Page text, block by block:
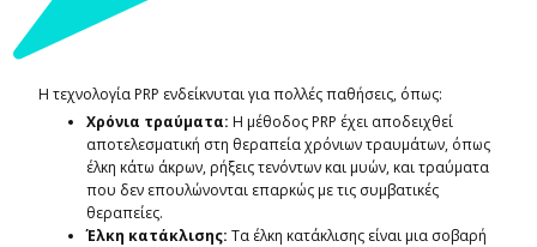
Η τεχνολογία PRP ενδείκνυται για πολλές παθήσεις, όπως:
Χρόνια τραύματα: Η μέθοδος PRP έχει αποδειχθεί
αποτελεσματική στη θεραπεία χρόνιων τραυμάτων, όπως
έλκη κάτω άκρων, ρήξεις τενόντων και μυών, και τραύματα
που δεν επουλώνονται επαρκώς με τις συμβατικές
θεραπείες.
Έλκη κατάκλισης: Τα έλκη κατάκλισης είναι μια σοβαρή